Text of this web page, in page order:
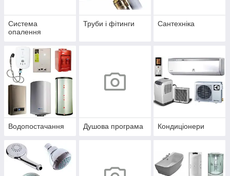
Система
опалення
Труби і фітинги Сантехніка
Водопостачання Душова програма Кондиціонери